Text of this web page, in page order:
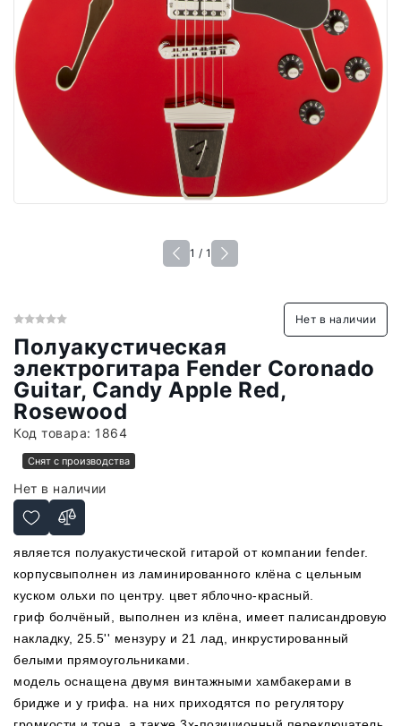
1 / 1
Нет в наличии
Полуакустическая
электрогитара Fender Coronado
Guitar, Candy Apple Red,
Rosewood
Код товара: 1864
Снят с производства
Нет в наличии
является полуакустической гитарой от компании fender.
корпусвыполнен из ламинированного клёна с цельным
куском ольхи по центру. цвет яблочно-красный.
гриф болчёный, выполнен из клёна, имеет палисандровую
накладку, 25.5'' мензуру и 21 лад, инкрустированный
белыми прямоугольниками.
модель оснащена двумя винтажными хамбакерами в
бридже и у грифа. на них приходятся по регулятору